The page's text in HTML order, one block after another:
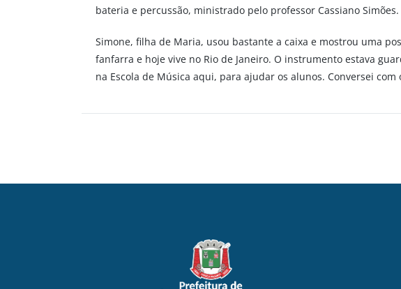
bateria e percussão, ministrado pelo professor Cassiano
Simone, filha de Maria, usou bastante a caixa e mostrou uma
fanfarra e hoje vive no Rio de Janeiro. O instrumento estava
na Escola de Música aqui, para ajudar os alunos. Conversei